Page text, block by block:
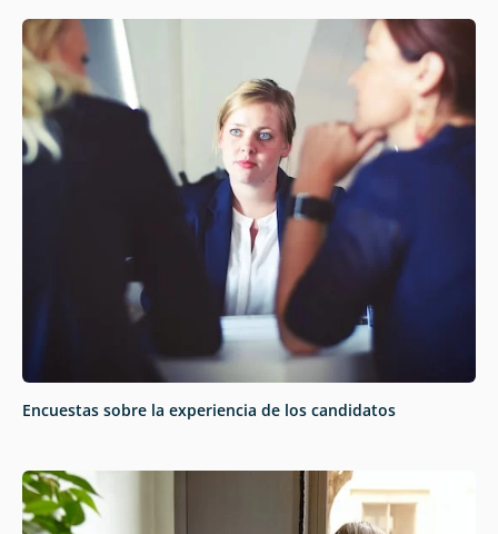
Encuestas sobre la experiencia de los candidatos